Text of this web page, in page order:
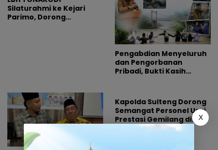
Silaturahmi ke Kejari
Parimo, Dorong
Pengabdian Menyeluruh
dan Pengorbanan
Pribadi, Bukti Kasih
Kapolda Sulteng Dorong
Semangat Personel Usai
Prestasi Gemilang di
Hoegeng Awards 2026
X